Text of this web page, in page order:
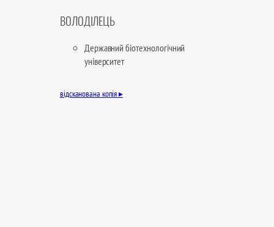
ВОЛОДІЛЕЦЬ
Державний біотехнологічний
університет
відсканована копія ▸